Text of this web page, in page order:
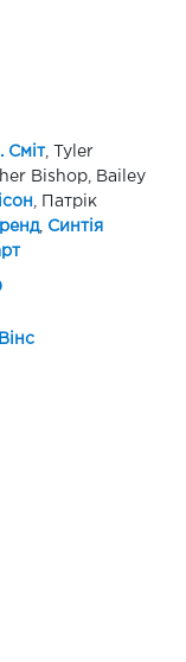
Сміт, Tyler
Bishop, Bailey
, Патрік
, Синтія